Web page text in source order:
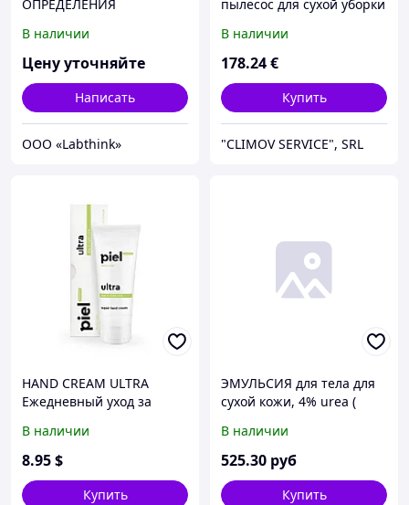
ОПРЕДЕЛЕНИЯ
упаковки сухого молоко
MXD-02
В наличии
Цену уточняйте
Написать
ООО «Labthink»
пылесос для сухой уборки
В наличии
178.24€
Купить
"CLIMOV SERVICE", SRL
HAND CREAM ULTRA
Ежедневный уход за
кожи
В наличии
8.95$
Купить
ЭМУЛЬСИЯ для тела для
сухой кожи, 4% urea (
В наличии
525.30 руб
Купить